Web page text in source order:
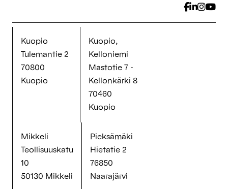
Kuopio
Tulemantie 2
70800
Kuopio
Kuopio,
Kelloniemi
Mastotie 7 -
Kellonkärki 8
70460
Kuopio
Mikkeli
Teollisuuskatu
10
50130 Mikkeli
Pieksämäki
Hietatie 2
76850
Naarajärvi